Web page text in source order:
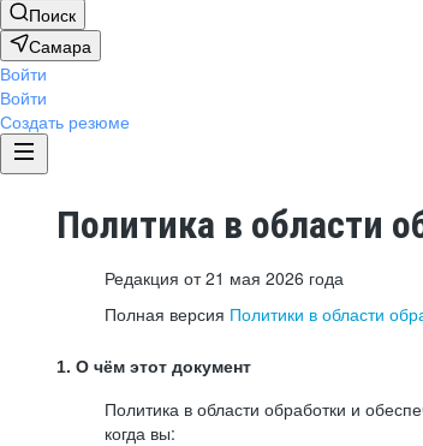
Поиск
Самара
Войти
Войти
Создать резюме
Политика в области
Редакция от 21 мая 2026 года
Полная версия Политики в области
1. О чём этот документ
Политика в области обработки и
когда вы: